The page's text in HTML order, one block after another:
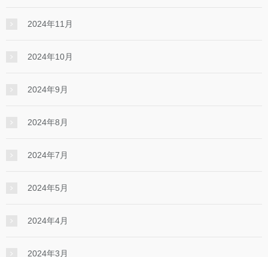
2024年11月
2024年10月
2024年9月
2024年8月
2024年7月
2024年5月
2024年4月
2024年3月